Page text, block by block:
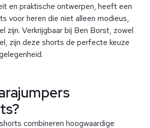
en praktische ontwerpen, heeft een
voor heren die niet alleen modieus,
zijn. Verkrijgbaar bij Ben Borst, zowel
zijn deze shorts de perfecte keuze
combineren hoogwaardige